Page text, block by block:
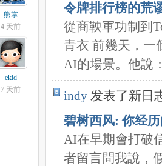
熊掌
4 天前
ekid
7 天前
令牌排行榜的荒
從商鞅軍功制到
青衣 前幾天，一
AI的場景。他說
indy 发表了新日
碧树西风: 你经
AI在早期會打破
者留言問我說，